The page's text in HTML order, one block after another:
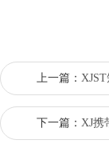
上一篇：
下一篇： XJ携